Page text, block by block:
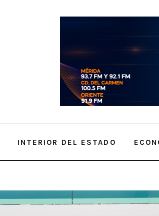
INTERIOR DEL ESTADO
del distintivo “Hecho en